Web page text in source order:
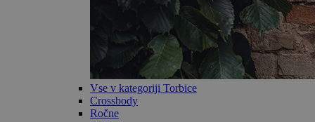
Vse v kategoriji Torbice
Crossbody
Ročne